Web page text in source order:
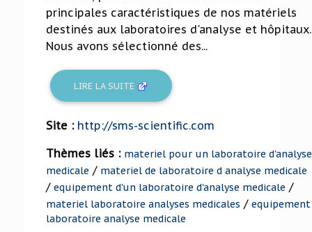
principales caractéristiques de nos matériels
destinés aux laboratoires d'analyse et hôpitaux.
Nous avons sélectionné des...
LIRE LA SUITE
Site : http://sms-scientific.com
Thèmes liés : materiel pour un laboratoire d'analyse
medicale / materiel de laboratoire d analyse medicale
/ equipement d'un laboratoire d'analyse medicale /
materiel laboratoire analyses medicales / equipement
laboratoire analyse medicale